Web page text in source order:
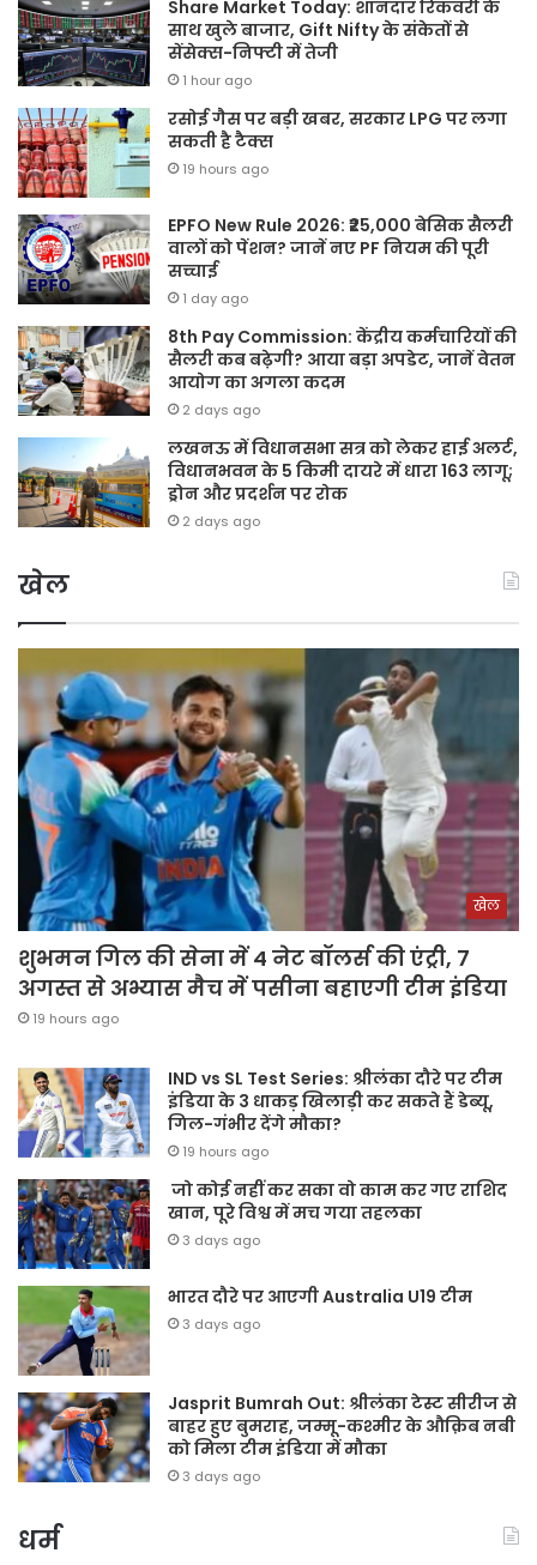
Share Market Today: शानदार रिकवरी के
साथ खुले बाजार, Gift Nifty के संकेतों से
सेंसेक्स-निफ्टी में तेजी
1 hour ago
रसोई गैस पर बड़ी खबर, सरकार LPG पर लगा
सकती है टैक्स
19 hours ago
EPFO New Rule 2026: ₹25,000 बेसिक सैलरी
वालों को पेंशन? जानें नए PF नियम की पूरी
सच्चाई
1 day ago
8th Pay Commission: केंद्रीय कर्मचारियों की
सैलरी कब बढ़ेगी? आया बड़ा अपडेट, जानें वेतन
आयोग का अगला कदम
2 days ago
लखनऊ में विधानसभा सत्र को लेकर हाई अलर्ट,
विधानभवन के 5 किमी दायरे में धारा 163 लागू;
ड्रोन और प्रदर्शन पर रोक
2 days ago
खेल
खेल
शुभमन गिल की सेना में 4 नेट बॉलर्स की एंट्री, 7
अगस्त से अभ्यास मैच में पसीना बहाएगी टीम इंडिया
19 hours ago
IND vs SL Test Series: श्रीलंका दौरे पर टीम
इंडिया के 3 धाकड़ खिलाड़ी कर सकते हैं डेब्यू,
गिल-गंभीर देंगे मौका?
19 hours ago
जो कोई नहीं कर सका वो काम कर गए राशिद
खान, पूरे विश्व में मच गया तहलका
3 days ago
भारत दौरे पर आएगी Australia U19 टीम
3 days ago
Jasprit Bumrah Out: श्रीलंका टेस्ट सीरीज से
बाहर हुए बुमराह, जम्मू-कश्मीर के औक़िब नबी
को मिला टीम इंडिया में मौका
3 days ago
धर्म